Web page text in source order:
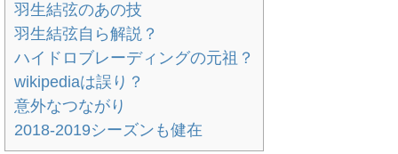
羽生結弦のあの技
羽生結弦自ら解説？
ハイドロブレーディングの元祖？
wikipediaは誤り？
意外なつながり
2018-2019シーズンも健在